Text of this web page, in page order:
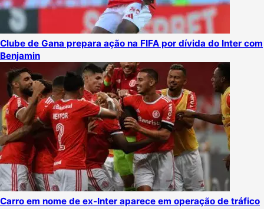
Clube de Gana prepara ação na FIFA por dívida do Inter com
Benjamin
Carro em nome de ex-Inter aparece em operação de tráfico